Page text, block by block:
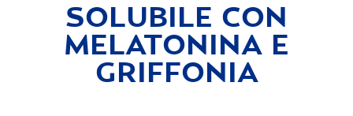
SOLUBILE CON
MELATONINA E
GRIFFONIA